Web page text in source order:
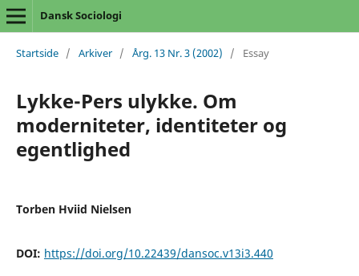
Dansk Sociologi
Startside / Arkiver / Årg. 13 Nr. 3 (2002) / Essay
Lykke-Pers ulykke. Om
moderniteter, identiteter og
egentlighed
Torben Hviid Nielsen
DOI: https://doi.org/10.22439/dansoc.v13i3.440